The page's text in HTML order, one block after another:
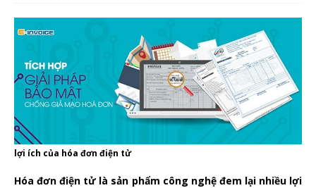
lợi ích của hóa đơn điện tử
Hóa đơn điện tử là sản phẩm công nghệ đem lại nhiều lợi